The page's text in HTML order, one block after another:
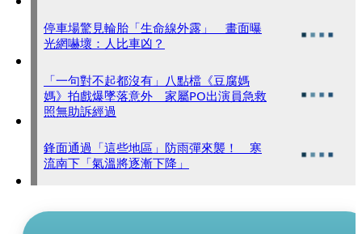
停車場驚見輪胎「生命線外露」 畫面曝
光網嚇壞：人比車凶？
「一句對不起都沒有」八點檔《豆腐媽
媽》拍戲爆墜落意外 家屬PO出演員急救
照無助訴經過
鋒面通過「這些地區」防雨彈來襲！ 寒
流南下「氣溫將逐漸下降」